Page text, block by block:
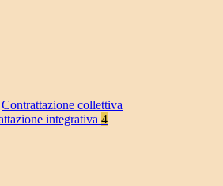
Contrattazione collettiva
integrativa 4